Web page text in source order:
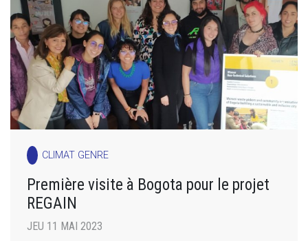
CLIMAT GENRE
Première visite à Bogota pour le projet
REGAIN
JEU 11 MAI 2023